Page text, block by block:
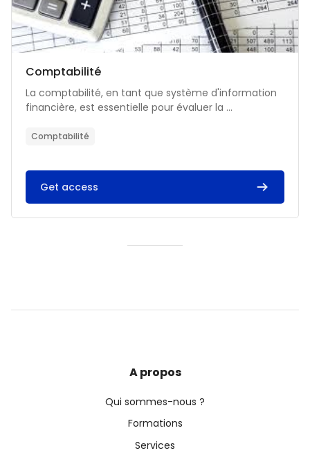
Catégorie de cours
Nom du cours
Comptabilité
Résumé du cours :
La comptabilité, en tant que système d'information
financière, est essentielle pour évaluer la ...
Comptabilité
Get access
A propos
Qui sommes-nous ?
Formations
Services